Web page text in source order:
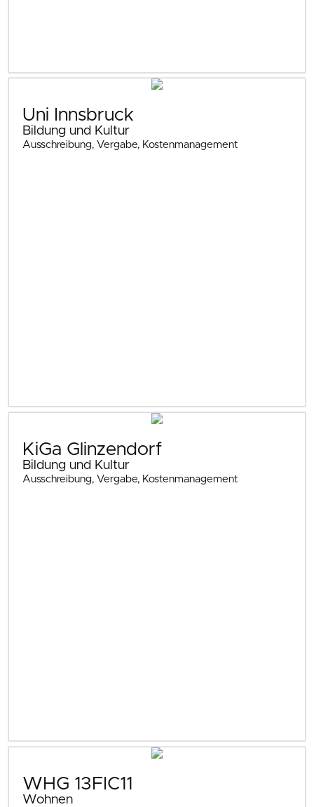
Uni Innsbruck
Bildung und Kultur
Ausschreibung, Vergabe, Kostenmanagement
KiGa Glinzendorf
Bildung und Kultur
Ausschreibung, Vergabe, Kostenmanagement
WHG 13FIC11
Wohnen